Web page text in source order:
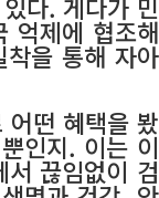
억제에 협조해
을 통해 자아
어떤 혜택을 봤
인지. 이는 이
끊임없이 검